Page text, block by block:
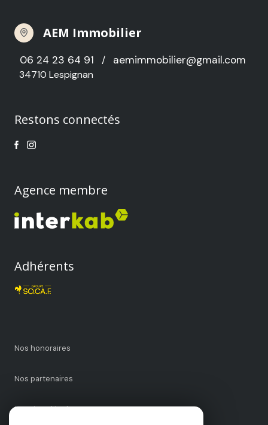
AEM Immobilier
06 24 23 64 91 / aemimmobilier@gmail.com
34710 Lespignan
Restons connectés
Agence membre
Adhérents
Nos honoraires
Nos partenaires
Mentions légales